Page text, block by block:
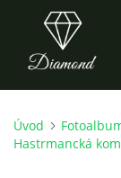
ÚVOD
Úvod
Hastrmancká